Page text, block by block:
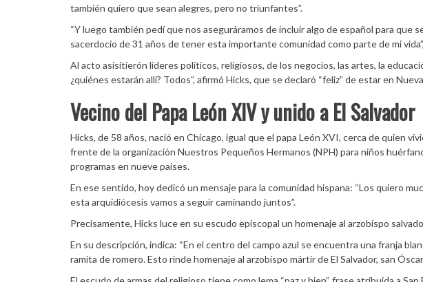
también quiero que sean alegres, pero no triunfantes”.
“Y luego también pedí que nos aseguráramos de incluir algo de español para que
sacerdocio de 31 años de tener esta importante comunidad como parte de mi
Al acto asisitierón líderes políticos, religiosos, de los negocios, las artes, la
¿quiénes estarán allí? Todos”, afirmó Hicks, que se declaró “feliz” de estar en
Vecino del Papa León XIV y unido a El Salvador
Hicks, de 58 años, nació en Chicago, igual que el papa León XVI, cerca de quien
frente de la organización Nuestros Pequeños Hermanos (NPH) para niños
programas en nueve países.
En ese sentido, hoy dedicó un mensaje para la comunidad hispana: “Los quiero
esta arquidiócesis vamos a seguir caminando juntos”.
Precisamente, Hicks luce en su escudo episcopal un homenaje al arzobispo
En su descripción, indica: “En el centro del campo azul se encuentra una franja
ramita de romero. Esto rinde homenaje al arzobispo mártir de El Salvador, san